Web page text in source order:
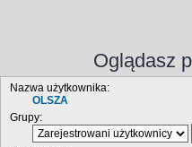
Oglądasz
Nazwa użytkownika:
OLSZA
Grupy: